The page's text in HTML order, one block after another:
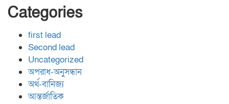
Categories
first lead
Second lead
Uncategorized
অপরাধ-অনুসন্ধান
অর্থ-বানিজ্য
আন্তর্জাতিক